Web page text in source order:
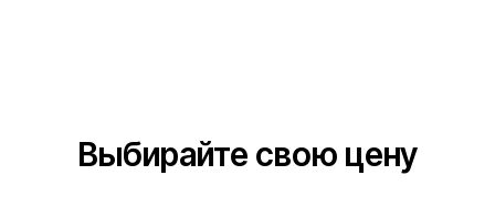
Выбирайте свою цену